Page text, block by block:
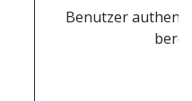
Benutzer